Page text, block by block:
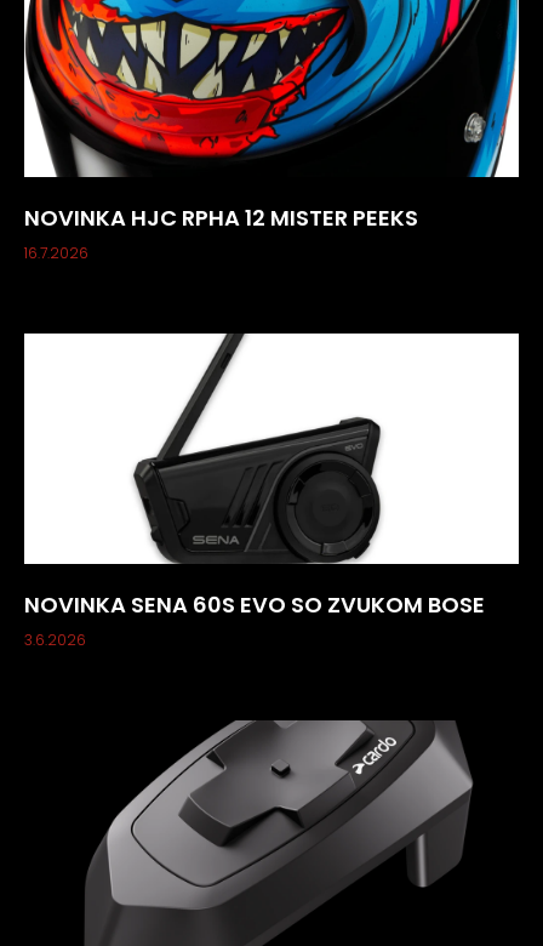
NOVINKA HJC RPHA 12 MISTER PEEKS
16.7.2026
NOVINKA SENA 60S EVO SO ZVUKOM BOSE
3.6.2026